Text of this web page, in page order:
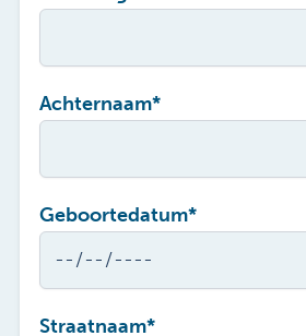
Achternaam*
Geboortedatum*
Straatnaam*